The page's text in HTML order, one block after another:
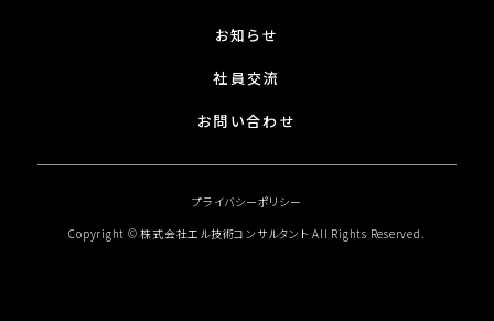
お知らせ
社員交流
お問い合わせ
Copyright © 株式会社エル技術コンサルタント All Rights Reserved.
プライバシーポリシー